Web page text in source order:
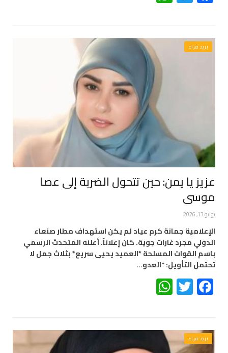
بريد قراء
عزيز يا يمن: حين تتحول الضربة إلى عصا
موسى
يوليو 13, 2026
الإعلامية جمانة كرم عياد لم يكن استهداف مطار صنعاء
الدولي مجرد غارات جوية. كان إعلاناً. أعلنه المتحدث الرسمي
باسم القوات المسلحة *العميد يحيى سريع* بثلاث جمل لا
تحتمل التأويل: “العدو…
Facebook
Twitter
بريد قراء